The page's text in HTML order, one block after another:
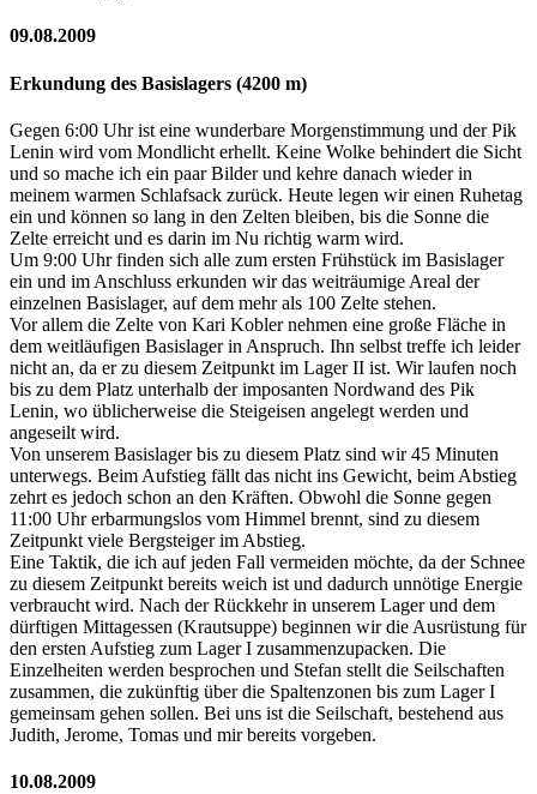
09.08.2009
Erkundung des Basislagers (4200 m)
Gegen 6:00 Uhr ist eine wunderbare Morgenstimmung und der Pik
Lenin wird vom Mondlicht erhellt. Keine Wolke behindert die Sicht
und so mache ich ein paar Bilder und kehre danach wieder in
meinem warmen Schlafsack zurück. Heute legen wir einen Ruhetag
ein und können so lang in den Zelten bleiben, bis die Sonne die
Zelte erreicht und es darin im Nu richtig warm wird.
Um 9:00 Uhr finden sich alle zum ersten Frühstück im Basislager
ein und im Anschluss erkunden wir das weiträumige Areal der
einzelnen Basislager, auf dem mehr als 100 Zelte stehen.
Vor allem die Zelte von Kari Kobler nehmen eine große Fläche in
dem weitläufigen Basislager in Anspruch. Ihn selbst treffe ich leider
nicht an, da er zu diesem Zeitpunkt im Lager II ist. Wir laufen noch
bis zu dem Platz unterhalb der imposanten Nordwand des Pik
Lenin, wo üblicherweise die Steigeisen angelegt werden und
angeseilt wird.
Von unserem Basislager bis zu diesem Platz sind wir 45 Minuten
unterwegs. Beim Aufstieg fällt das nicht ins Gewicht, beim Abstieg
zehrt es jedoch schon an den Kräften. Obwohl die Sonne gegen
11:00 Uhr erbarmungslos vom Himmel brennt, sind zu diesem
Zeitpunkt viele Bergsteiger im Abstieg.
Eine Taktik, die ich auf jeden Fall vermeiden möchte, da der Schnee
zu diesem Zeitpunkt bereits weich ist und dadurch unnötige Energie
verbraucht wird. Nach der Rückkehr in unserem Lager und dem
dürftigen Mittagessen (Krautsuppe) beginnen wir die Ausrüstung für
den ersten Aufstieg zum Lager I zusammenzupacken. Die
Einzelheiten werden besprochen und Stefan stellt die Seilschaften
zusammen, die zukünftig über die Spaltenzonen bis zum Lager I
gemeinsam gehen sollen. Bei uns ist die Seilschaft, bestehend aus
Judith, Jerome, Tomas und mir bereits vorgeben.
10.08.2009